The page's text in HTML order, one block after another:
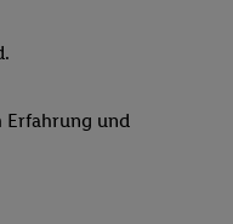
Erfahrung und